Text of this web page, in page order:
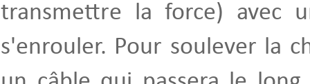
transmettre la force) avec
s'enrouler. Pour soulever la